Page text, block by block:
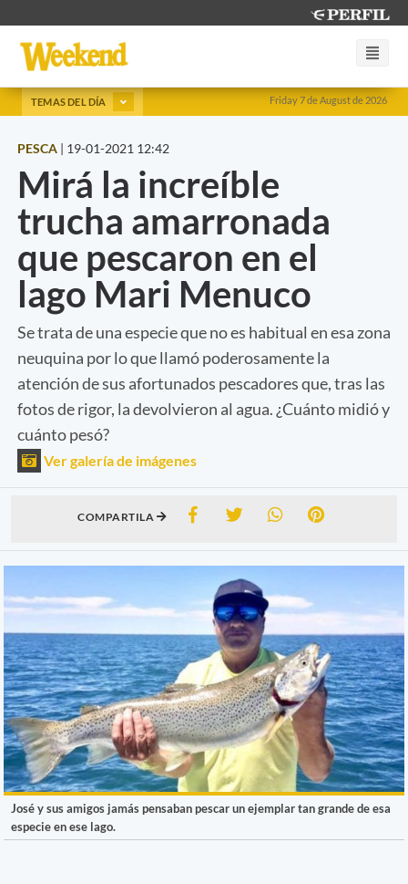
Friday 7 de August de 2026
TEMAS DEL DÍA
PESCA | 19-01-2021 12:42
Mirá la increíble
trucha amarronada
que pescaron en el
lago Mari Menuco
Se trata de una especie que no es habitual en esa zona
neuquina por lo que llamó poderosamente la
atención de sus afortunados pescadores que, tras las
fotos de rigor, la devolvieron al agua. ¿Cuánto midió y
cuánto pesó?
Ver galería de imágenes
COMPARTILA
José y sus amigos jamás pensaban pescar un ejemplar tan grande de esa
especie en ese lago.